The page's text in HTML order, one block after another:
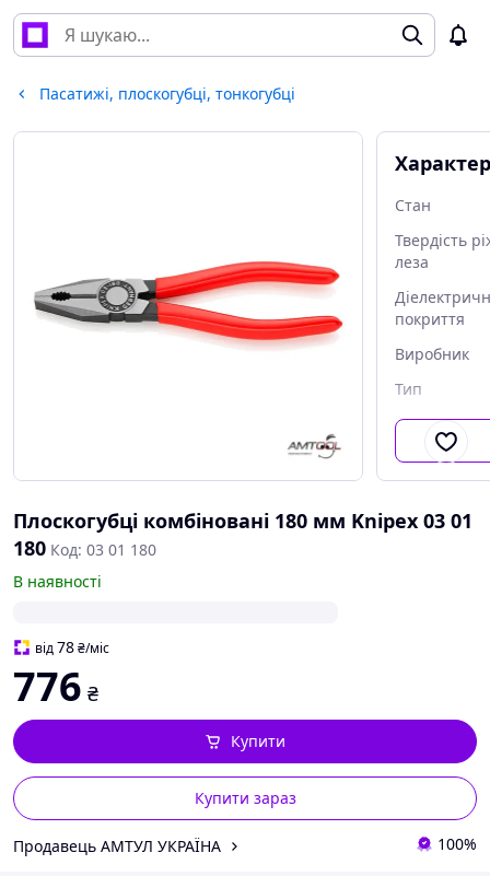
Пасатижі, плоскогубці, тонкогубці
Стан
Твердість
леза
покриття
Виробник
Тип
Плоскогубці комбіновані 180 мм Knipex 03 01
180 Код: 03 01 180
В наявності
від78₴/міс
776 ₴
Купити зараз
Купити
Продавець АМТУЛ УКРАЇНА 100%